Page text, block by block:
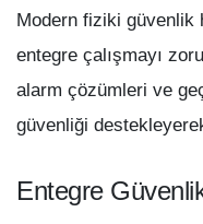
Modern fiziki güvenlik
entegre çalışmayı
alarm çözümleri ve
güvenliği
Entegre